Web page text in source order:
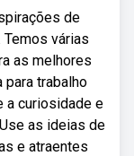
de
várias
as melhores
trabalho
a curiosidade e
as ideias de
e atraentes